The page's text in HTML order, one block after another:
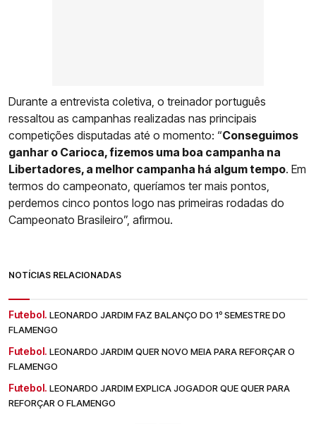
Durante a entrevista coletiva, o treinador português
ressaltou as campanhas realizadas nas principais
competições disputadas até o momento: “Conseguimos
ganhar o Carioca, fizemos uma boa campanha na
Libertadores, a melhor campanha há algum tempo. Em
termos do campeonato, queríamos ter mais pontos,
perdemos cinco pontos logo nas primeiras rodadas do
Campeonato Brasileiro”, afirmou.
NOTÍCIAS RELACIONADAS
Futebol. LEONARDO JARDIM FAZ BALANÇO DO 1º SEMESTRE DO
FLAMENGO
Futebol. LEONARDO JARDIM QUER NOVO MEIA PARA REFORÇAR O
FLAMENGO
Futebol. LEONARDO JARDIM EXPLICA JOGADOR QUE QUER PARA
REFORÇAR O FLAMENGO